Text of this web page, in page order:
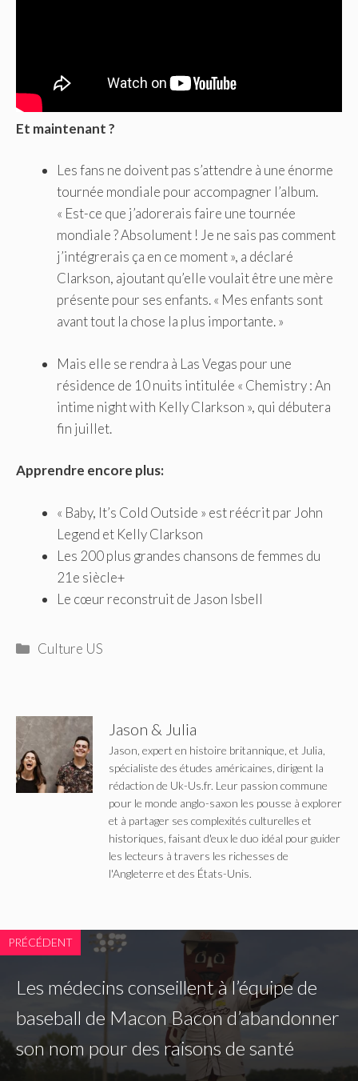
Et maintenant ?
Les fans ne doivent pas s’attendre à une énorme
tournée mondiale pour accompagner l’album.
« Est-ce que j’adorerais faire une tournée
mondiale ? Absolument ! Je ne sais pas comment
j’intégrerais ça en ce moment », a déclaré
Clarkson, ajoutant qu’elle voulait être une mère
présente pour ses enfants. « Mes enfants sont
avant tout la chose la plus importante. »
Mais elle se rendra à Las Vegas pour une
résidence de 10 nuits intitulée « Chemistry : An
intime night with Kelly Clarkson », qui débutera
fin juillet.
Apprendre encore plus:
« Baby, It’s Cold Outside » est réécrit par John
Legend et Kelly Clarkson
Les 200 plus grandes chansons de femmes du
21e siècle+
Le cœur reconstruit de Jason Isbell
Catégories
Culture US
Jason & Julia
Jason, expert en histoire britannique, et Julia,
spécialiste des études américaines, dirigent la
rédaction de Uk-Us.fr. Leur passion commune
pour le monde anglo-saxon les pousse à explorer
et à partager ses complexités culturelles et
historiques, faisant d'eux le duo idéal pour guider
les lecteurs à travers les richesses de
l'Angleterre et des États-Unis.
PRÉCÉDENT
Les médecins conseillent à l’équipe de
baseball de Macon Bacon d’abandonner
son nom pour des raisons de santé